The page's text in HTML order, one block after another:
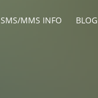
SMS/MMS INFO BLOG